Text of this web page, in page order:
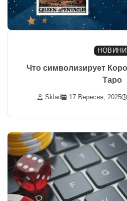
НОВИНИ
Что символизирует
Таро
Sklad 17 Вересня, 2025